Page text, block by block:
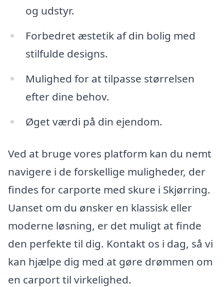
og udstyr.
Forbedret æstetik af din bolig med
stilfulde designs.
Mulighed for at tilpasse størrelsen
efter dine behov.
Øget værdi på din ejendom.
Ved at bruge vores platform kan du nemt
navigere i de forskellige muligheder, der
findes for carporte med skure i Skjørring.
Uanset om du ønsker en klassisk eller
moderne løsning, er det muligt at finde
den perfekte til dig. Kontakt os i dag, så vi
kan hjælpe dig med at gøre drømmen om
en carport til virkelighed.